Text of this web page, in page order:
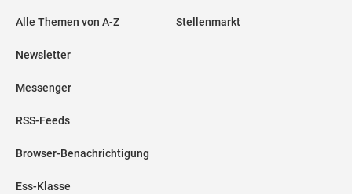
Alle Themen von A-Z
Newsletter
Messenger
RSS-Feeds
Browser-Benachrichtigung
Ess-Klasse
Stellenmarkt